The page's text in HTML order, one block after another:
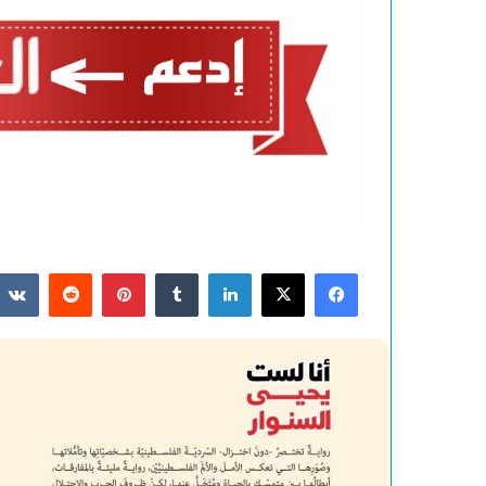
فيسبوك
‫X لينكدإن بينتيريست